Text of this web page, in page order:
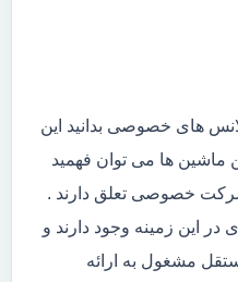
های خصوصی بدانید این
ماشین ها می توان فهمید
خصوصی تعلق دارند .
این زمینه وجود دارند و
مشغول به ارائه